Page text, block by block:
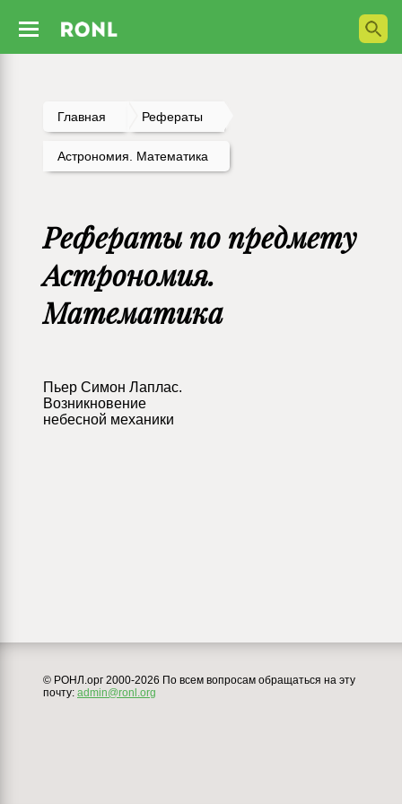
Главная Рефераты
Астрономия. Математика
Рефераты по предмету
Астрономия.
Математика
Пьер Симон Лаплас.
Возникновение
небесной механики
© РОНЛ.орг 2000-2026 По всем вопросам обращаться на эту
почту: admin@ronl.org